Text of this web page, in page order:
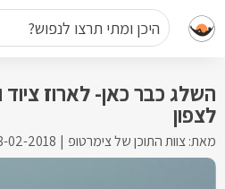
היכן ומתי תרצו לנפוש?
השלג כבר כאן- לארוז ציוד
לצפון
מאת: צוות התוכן של צימרטופ 02-2018